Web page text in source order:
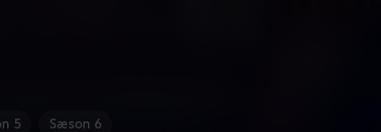
5 Sæson 6